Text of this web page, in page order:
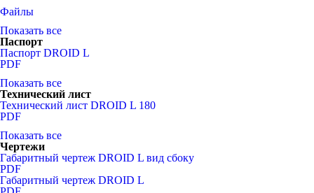
Файлы
Показать все
Паспорт
Паспорт DROID L
PDF
Показать все
Технический лист
Технический лист DROID L 180
PDF
Показать все
Чертежи
Габаритный чертеж DROID L вид сбоку
PDF
Габаритный чертеж DROID L